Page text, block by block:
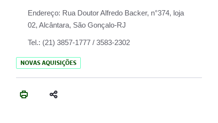
Endereço: Rua Doutor Alfredo Backer, n°374, loja
02, Alcântara, São Gonçalo-RJ
Tel.: (21) 3857-1777 / 3583-2302
NOVAS AQUISIÇÕES